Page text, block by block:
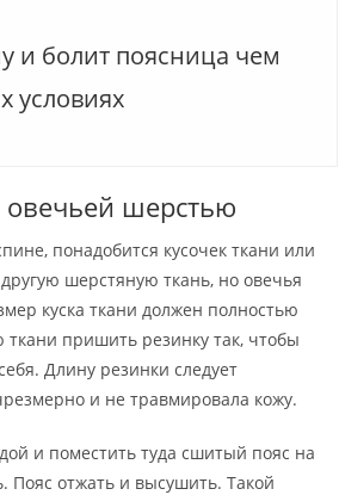
и болит поясница чем
условиях
шерстью
понадобится кусочек ткани или
шерстяную ткань, но овечья
куска ткани должен полностью
пришить резинку так, чтобы
Длину резинки следует
и не травмировала кожу.
и поместить туда сшитый пояс на
Пояс отжать и высушить. Такой